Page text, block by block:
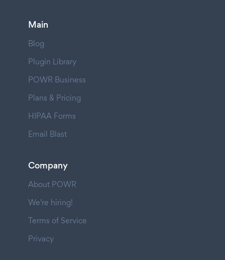
Main
Blog
Plugin Library
POWR Business
Plans & Pricing
HIPAA Forms
Email Blast
Company
About POWR
We're hiring!
Terms of Service
Privacy